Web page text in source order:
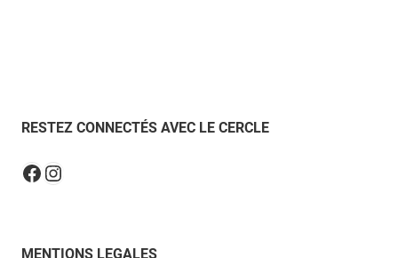
RESTEZ CONNECTÉS AVEC LE CERCLE
Facebook
Instagram
MENTIONS LEGALES